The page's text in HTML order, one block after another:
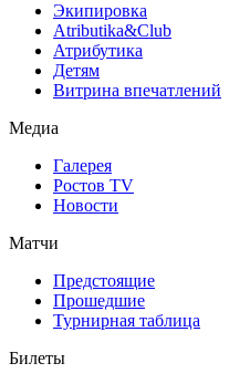
Экипировка
Atributika&Club
Атрибутика
Детям
Витрина впечатлений
Медиа
Галерея
Ростов TV
Новости
Матчи
Предстоящие
Прошедшие
Турнирная таблица
Билеты